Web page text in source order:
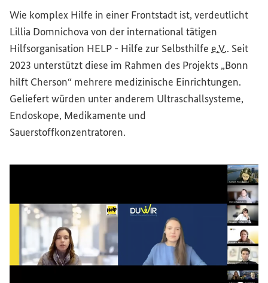
Wie komplex Hilfe in einer Frontstadt ist, verdeutlicht
Lillia Domnichova von der international tätigen
Hilfsorganisation HELP - Hilfe zur Selbsthilfe e.V.. Seit
2023 unterstützt diese im Rahmen des Projekts „Bonn
hilft Cherson“ mehrere medizinische Einrichtungen.
Geliefert würden unter anderem Ultraschallsysteme,
Endoskope, Medikamente und
Sauerstoffkonzentratoren.